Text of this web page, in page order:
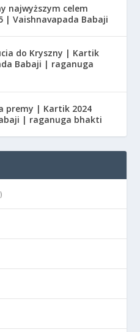
najwyższym celem
| Vaishnavapada Babaji
do Kryszny | Kartik
Babaji | raganuga
premy | Kartik 2024
| raganuga bhakti